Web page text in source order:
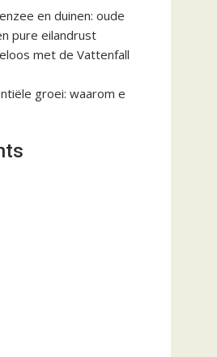
en duinen: oude
pure eilandrust
met de Vattenfall
groei: waarom e